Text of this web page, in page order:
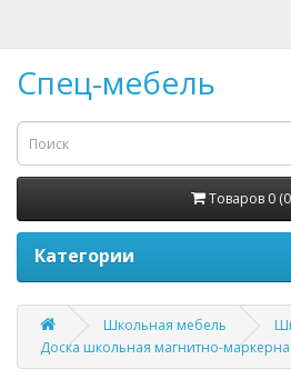
Спец-мебель
Товаров 0
Категории
Школьная мебель
Доска школьная магнитно-